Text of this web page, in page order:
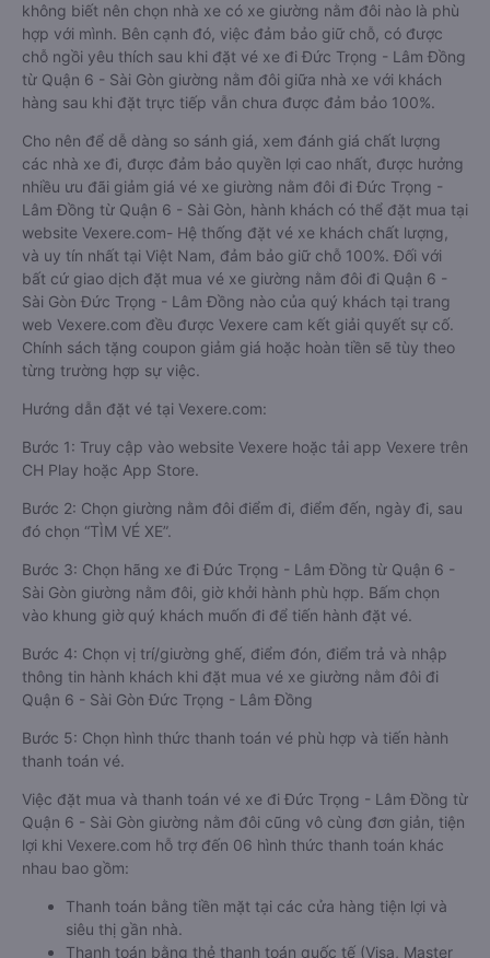
không biết nên chọn nhà xe có xe giường nằm đôi nào là phù
hợp với mình. Bên cạnh đó, việc đảm bảo giữ chỗ, có được
chỗ ngồi yêu thích sau khi đặt vé xe đi Đức Trọng - Lâm Đồng
từ Quận 6 - Sài Gòn giường nằm đôi giữa nhà xe với khách
hàng sau khi đặt trực tiếp vẫn chưa được đảm bảo 100%.
Cho nên để dễ dàng so sánh giá, xem đánh giá chất lượng
các nhà xe đi, được đảm bảo quyền lợi cao nhất, được hưởng
nhiều ưu đãi giảm giá vé xe giường nằm đôi đi Đức Trọng -
Lâm Đồng từ Quận 6 - Sài Gòn, hành khách có thể đặt mua tại
website Vexere.com- Hệ thống đặt vé xe khách chất lượng,
và uy tín nhất tại Việt Nam, đảm bảo giữ chỗ 100%. Đối với
bất cứ giao dịch đặt mua vé xe giường nằm đôi đi Quận 6 -
Sài Gòn Đức Trọng - Lâm Đồng nào của quý khách tại trang
web Vexere.com đều được Vexere cam kết giải quyết sự cố.
Chính sách tặng coupon giảm giá hoặc hoàn tiền sẽ tùy theo
từng trường hợp sự việc.
Hướng dẫn đặt vé tại Vexere.com:
Bước 1: Truy cập vào website Vexere hoặc tải app Vexere trên
CH Play hoặc App Store.
Bước 2: Chọn giường nằm đôi điểm đi, điểm đến, ngày đi, sau
đó chọn “TÌM VÉ XE”.
Bước 3: Chọn hãng xe đi Đức Trọng - Lâm Đồng từ Quận 6 -
Sài Gòn giường nằm đôi, giờ khởi hành phù hợp. Bấm chọn
vào khung giờ quý khách muốn đi để tiến hành đặt vé.
Bước 4: Chọn vị trí/giường ghế, điểm đón, điểm trả và nhập
thông tin hành khách khi đặt mua vé xe giường nằm đôi đi
Quận 6 - Sài Gòn Đức Trọng - Lâm Đồng
Bước 5: Chọn hình thức thanh toán vé phù hợp và tiến hành
thanh toán vé.
Việc đặt mua và thanh toán vé xe đi Đức Trọng - Lâm Đồng từ
Quận 6 - Sài Gòn giường nằm đôi cũng vô cùng đơn giản, tiện
lợi khi Vexere.com hỗ trợ đến 06 hình thức thanh toán khác
nhau bao gồm:
Thanh toán bằng tiền mặt tại các cửa hàng tiện lợi và
siêu thị gần nhà.
Thanh toán bằng thẻ thanh toán quốc tế (Visa, Master